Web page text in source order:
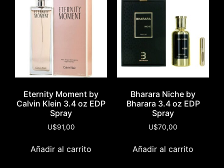
Eternity Moment by
Calvin Klein 3.4 oz EDP
Spray
U$91,00
Añadir al carrito
Bharara Niche by
Bharara 3.4 oz EDP
Spray
U$70,00
Añadir al carrito